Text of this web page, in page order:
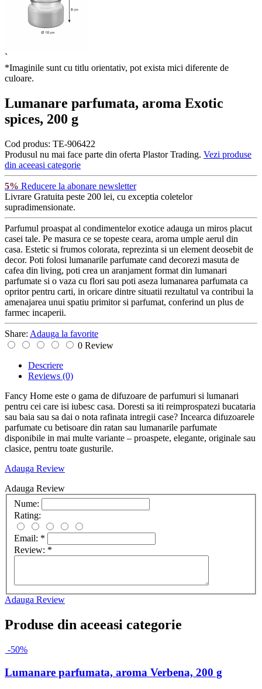
`
*Imaginile sunt cu titlu orientativ, pot exista mici diferente de
culoare.
Lumanare parfumata, aroma Exotic
spices, 200 g
Cod produs: TE-906422
Produsul nu mai face parte din oferta Plastor Trading. Vezi produse
din aceeasi categorie
5% Reducere la abonare newsletter
Livrare Gratuita peste 200 lei, cu exceptia coletelor
supradimensionate.
Parfumul proaspat al condimentelor exotice adauga un miros placut
casei tale. Pe masura ce se topeste ceara, aroma umple aerul din
casa. Estetic si frumos colorata, reprezinta si un element deosebit de
decor. Poti folosi lumanarile parfumate cand decorezi masuta de
cafea din living, poti crea un aranjament format din lumanari
parfumate si o vaza cu flori sau poti aseza lumanarea parfumata ca
opritor pentru carti, in oricare dintre situatii rezultatul va contribui la
amenajarea unui spatiu primitor si parfumat, conferind un plus de
farmec incaperii.
Share: Adauga la favorite
0 Review
Descriere
Reviews (0)
Fancy Home este o gama de difuzoare de parfumuri si lumanari
pentru cei care isi iubesc casa. Doresti sa iti reimprospatezi bucataria
sau baia sau sa dai o nota rafinata intregii case? Incearca difuzoarele
parfumate cu betisoare din ratan sau lumanarile parfumate
disponibile in mai multe variante – proaspete, elegante, originale sau
clasice, pentru toate gusturile.
Adauga Review
Adauga Review
Nume:
Rating:
Email: *
Review: *
Adauga Review
Produse din aceeasi categorie
-50%
Lumanare parfumata, aroma Verbena, 200 g